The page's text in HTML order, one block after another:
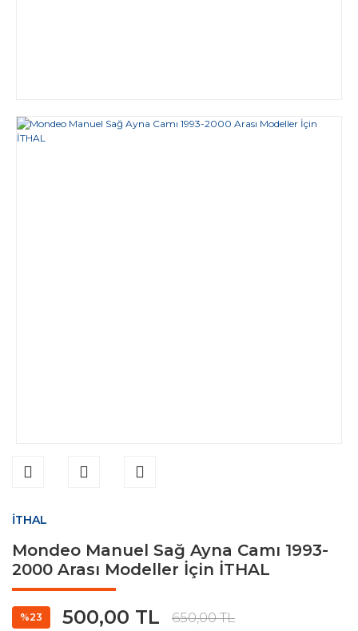
İTHAL
Mondeo Manuel Sağ Ayna Camı 1993-
2000 Arası Modeller İçin İTHAL
%23 500,00 TL 650,00 TL